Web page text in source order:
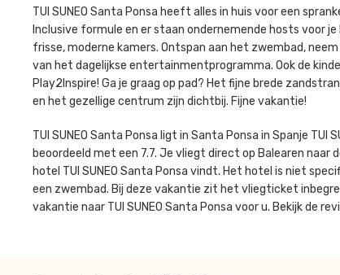
TUI SUNEO Santa Ponsa heeft alles in huis voor een
Inclusive formule en er staan ondernemende hosts voor
frisse, moderne kamers. Ontspan aan het zwembad,
van het dagelijkse entertainmentprogramma. Ook de
Play2Inspire! Ga je graag op pad? Het fijne brede
en het gezellige centrum zijn dichtbij. Fijne vakantie!
TUI SUNEO Santa Ponsa ligt in Santa Ponsa in Spanje TUI
beoordeeld met een 7.7. Je vliegt direct op Balearen naar
hotel TUI SUNEO Santa Ponsa vindt. Het hotel is niet
een zwembad. Bij deze vakantie zit het vliegticket
vakantie naar TUI SUNEO Santa Ponsa voor u. Bekijk de